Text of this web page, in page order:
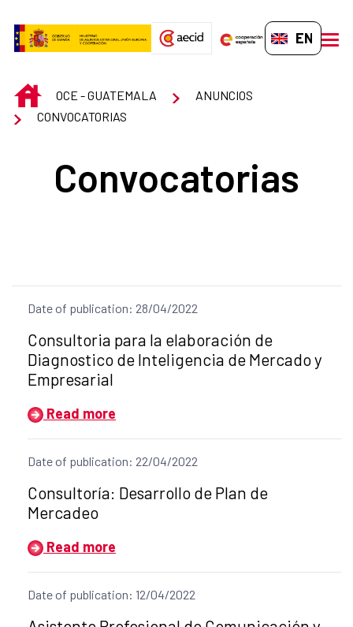
EN-GB
INICIOOCE - GUATEMALA
ANUNCIOS
CONVOCATORIAS
Convocatorias
Date of publication: 28/04/2022
Title of the announcement:
Consultoria para la elaboración de
Diagnostico de Inteligencia de Mercado y
Empresarial
Read more
Date of publication: 22/04/2022
Title of the announcement:
Consultoría: Desarrollo de Plan de
Mercadeo
Read more
Date of publication: 12/04/2022